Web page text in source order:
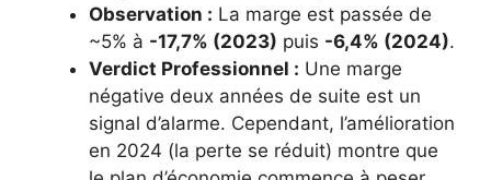
Observation : La marge est passée de
~5% à -17,7% (2023) puis -6,4% (2024).
Verdict Professionnel : Une marge
négative deux années de suite est un
signal d’alarme. Cependant, l’amélioration
en 2024 (la perte se réduit) montre que